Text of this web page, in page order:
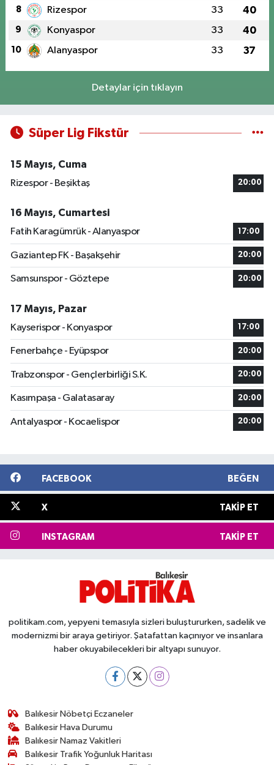
8 Rizespor 33 40
9 Konyaspor 33 40
10 Alanyaspor 33 37
Detaylar için tıklayın
Süper Lig Fikstür
15 Mayıs, Cuma
Rizespor - Beşiktaş
20:00
16 Mayıs, Cumartesi
Fatih Karagümrük - Alanyaspor
17:00
Gaziantep FK - Başakşehir 20:00
Samsunspor - Göztepe 20:00
17 Mayıs, Pazar
Kayserispor - Konyaspor
17:00
Fenerbahçe - Eyüpspor 20:00
Trabzonspor - Gençlerbirliği S.K. 20:00
Kasımpaşa - Galatasaray 20:00
Antalyaspor - Kocaelispor 20:00
FACEBOOK BEĞEN
X TAKIP ET
INSTAGRAM TAKIP ET
politikam.com, yepyeni temasıyla sizleri buluştururken, sadelik ve
modernizmi bir araya getiriyor. Şatafattan kaçınıyor ve insanlara
haber okuyabilecekleri bir altyapı sunuyor.
Balıkesir Nöbetçi Eczaneler
Balıkesir Hava Durumu
Balıkesir Namaz Vakitleri
Balıkesir Trafik Yoğunluk Haritası